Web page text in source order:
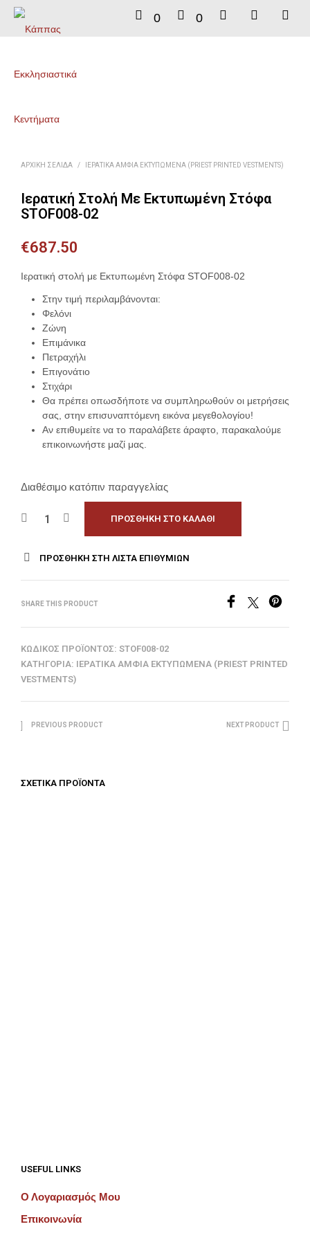
0 0
ΑΡΧΙΚΉ ΣΕΛΊΔΑ / ΙΕΡΑΤΙΚΆ ΆΜΦΙΑ ΕΚΤΥΠΩΜΈΝΑ (PRIEST PRINTED VESTMENTS)
Ιερατική Στολή Με Εκτυπωμένη Στόφα
STOF008-02
€687.50
Ιερατική στολή με Εκτυπωμένη Στόφα STOF008-02
Στην τιμή περιλαμβάνονται:
Φελόνι
Ζώνη
Επιμάνικα
Πετραχήλι
Επιγονάτιο
Στιχάρι
Θα πρέπει οπωσδήποτε να συμπληρωθούν οι μετρήσεις
σας, στην επισυναπτόμενη εικόνα μεγεθολογίου!
Αν επιθυμείτε να το παραλάβετε άραφτο, παρακαλούμε
επικοινωνήστε μαζί μας.
Διαθέσιμο κατόπιν παραγγελίας
ΠΡΟΣΘΉΚΗ ΣΤΟ ΚΑΛΆΘΙ
ΠΡΟΣΘΉΚΗ ΣΤΗ ΛΊΣΤΑ ΕΠΙΘΥΜΙΏΝ
SHARE THIS PRODUCT
ΚΩΔΙΚΌΣ ΠΡΟΪΌΝΤΟΣ: STOF008-02
ΚΑΤΗΓΟΡΊΑ: ΙΕΡΑΤΙΚΆ ΆΜΦΙΑ ΕΚΤΥΠΩΜΈΝΑ (PRIEST PRINTED
VESTMENTS)
PREVIOUS PRODUCT NEXT PRODUCT
ΣΧΕΤΙΚΆ ΠΡΟΪΌΝΤΑ
USEFUL LINKS
Ο Λογαριασμός Μου
Επικοινωνία